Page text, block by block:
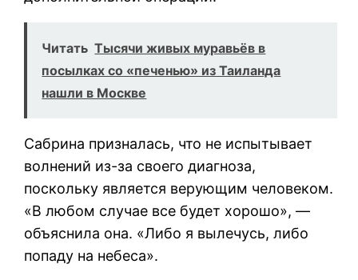
Читать Тысячи живых муравьёв в
посылках со «печенью» из Таиланда
нашли в Москве
Сабрина призналась, что не испытывает
волнений из-за своего диагноза,
поскольку является верующим человеком.
«В любом случае все будет хорошо», —
объяснила она. «Либо я вылечусь, либо
попаду на небеса».